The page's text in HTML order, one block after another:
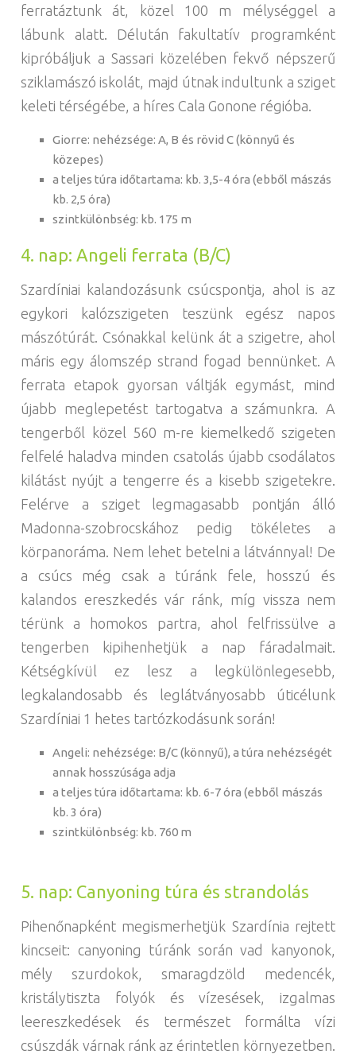
ferratáztunk át, közel 100 m mélységgel a
lábunk alatt. Délután fakultatív programként
kipróbáljuk a Sassari közelében fekvő népszerű
sziklamászó iskolát, majd útnak indultunk a sziget
keleti térségébe, a híres Cala Gonone régióba.
Giorre: nehézsége: A, B és rövid C (könnyű és
közepes)
a teljes túra időtartama: kb. 3,5-4 óra (ebből mászás
kb. 2,5 óra)
szintkülönbség: kb. 175 m
4. nap: Angeli ferrata (B/C)
Szardíniai kalandozásunk csúcspontja, ahol is az
egykori kalózszigeten teszünk egész napos
mászótúrát. Csónakkal kelünk át a szigetre, ahol
máris egy álomszép strand fogad bennünket. A
ferrata etapok gyorsan váltják egymást, mind
újabb meglepetést tartogatva a számunkra. A
tengerből közel 560 m-re kiemelkedő szigeten
felfelé haladva minden csatolás újabb csodálatos
kilátást nyújt a tengerre és a kisebb szigetekre.
Felérve a sziget legmagasabb pontján álló
Madonna-szobrocskához pedig tökéletes a
körpanoráma. Nem lehet betelni a látvánnyal! De
a csúcs még csak a túránk fele, hosszú és
kalandos ereszkedés vár ránk, míg vissza nem
térünk a homokos partra, ahol felfrissülve a
tengerben kipihenhetjük a nap fáradalmait.
Kétségkívül ez lesz a legkülönlegesebb,
legkalandosabb és leglátványosabb úticélunk
Szardíniai 1 hetes tartózkodásunk során!
Angeli: nehézsége: B/C (könnyű), a túra nehézségét
annak hosszúsága adja
a teljes túra időtartama: kb. 6-7 óra (ebből mászás
kb. 3 óra)
szintkülönbség: kb. 760 m
5. nap: Canyoning túra és strandolás
Pihenőnapként megismerhetjük Szardínia rejtett
kincseit: canyoning túránk során vad kanyonok,
mély szurdokok, smaragdzöld medencék,
kristálytiszta folyók és vízesések, izgalmas
leereszkedések és természet formálta vízi
csúszdák várnak ránk az érintetlen környezetben.